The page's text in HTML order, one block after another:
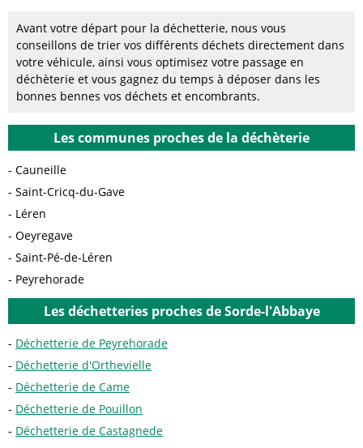
Avant votre départ pour la déchetterie, nous vous
conseillons de trier vos différents déchets directement dans
votre véhicule, ainsi vous optimisez votre passage en
déchèterie et vous gagnez du temps à déposer dans les
bonnes bennes vos déchets et encombrants.
Les communes proches de la déchèterie
Cauneille
Saint-Cricq-du-Gave
Léren
Oeyregave
Saint-Pé-de-Léren
Peyrehorade
Les déchetteries proches de Sorde-l'Abbaye
Déchetterie de Peyrehorade
Déchetterie d'Orthevielle
Déchetterie de Came
Déchetterie de Pouillon
Déchetterie de Castagnede